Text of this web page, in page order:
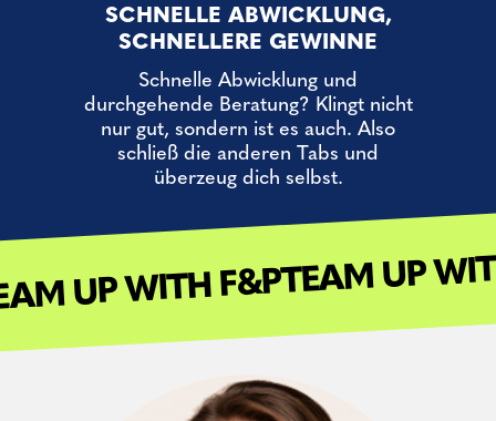
SCHNELLE ABWICKLUNG,
SCHNELLERE GEWINNE
Schnelle Abwicklung und
durchgehende Beratung? Klingt nicht
nur gut, sondern ist es auch. Also
schließ die anderen Tabs und
überzeug dich selbst.
TEAM UP
UP WITH F&P